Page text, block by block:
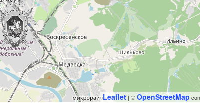
Leaflet | ©OpenStreetMap